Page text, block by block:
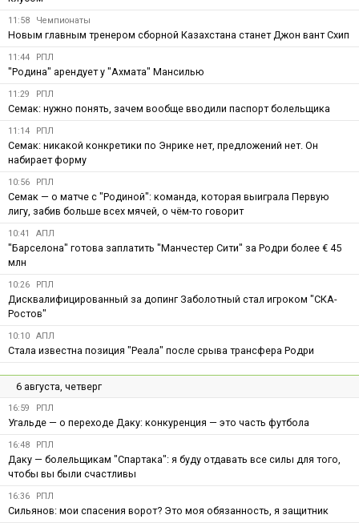
11:58 Чемпионаты
Новым главным тренером сборной Казахстана станет Джон вант Схип
11:44 РПЛ
"Родина" арендует у "Ахмата" Мансилью
11:29 РПЛ
Семак: нужно понять, зачем вообще вводили паспорт болельщика
11:14 РПЛ
Семак: никакой конкретики по Энрике нет, предложений нет. Он
набирает форму
10:56 РПЛ
Семак — о матче с "Родиной": команда, которая выиграла Первую
лигу, забив больше всех мячей, о чём-то говорит
10:41 АПЛ
"Барселона" готова заплатить "Манчестер Сити" за Родри более € 45
млн
10:26 РПЛ
Дисквалифицированный за допинг Заболотный стал игроком "СКА-
Ростов"
10:10 АПЛ
Стала известна позиция "Реала" после срыва трансфера Родри
6 августа, четверг
16:59 РПЛ
Угальде — о переходе Даку: конкуренция — это часть футбола
16:48 РПЛ
Даку — болельщикам "Спартака": я буду отдавать все силы для того,
чтобы вы были счастливы
16:36 РПЛ
Сильянов: мои спасения ворот? Это моя обязанность, я защитник